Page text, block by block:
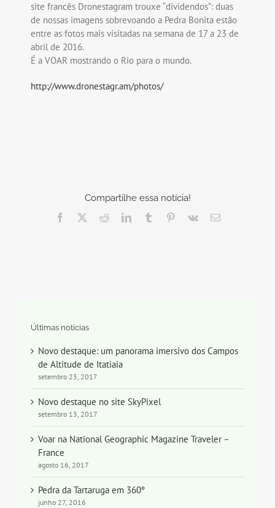
site francês Dronestagram trouxe “dividendos”: duas
de nossas imagens sobrevoando a Pedra Bonita estão
entre as fotos mais visitadas na semana de 17 a 23 de
abril de 2016.
É a VOAR mostrando o Rio para o mundo.
http://www.dronestagr.am/photos/
Compartilhe essa notícia!
Facebook RedditLinkedInTumblr Pinterest
Vk
E-
Últimas notícias
Novo destaque: um panorama imersivo dos Campos
de Altitude de Itatiaia
setembro 23, 2017
Novo destaque no site SkyPixel
setembro 13, 2017
Voar na National Geographic Magazine Traveler –
France
agosto 16, 2017
Pedra da Tartaruga em 360º
junho 27, 2016